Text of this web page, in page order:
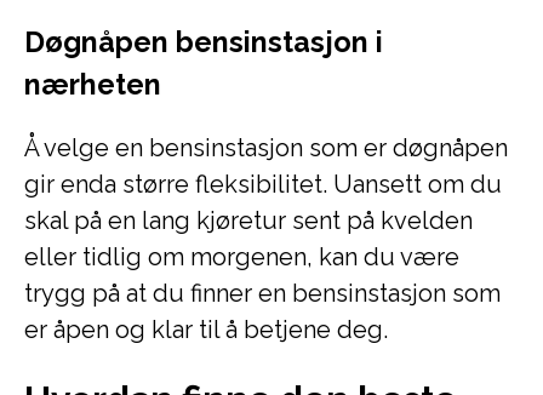
Døgnåpen bensinstasjon i
nærheten
Å velge en bensinstasjon som er døgnåpen
gir enda større fleksibilitet. Uansett om du
skal på en lang kjøretur sent på kvelden
eller tidlig om morgenen, kan du være
trygg på at du finner en bensinstasjon som
er åpen og klar til å betjene deg.